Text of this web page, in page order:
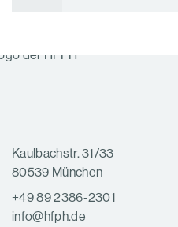
Kaulbachstr. 31/33
80539 München
+49 89 2386-2301
info@hfph.de